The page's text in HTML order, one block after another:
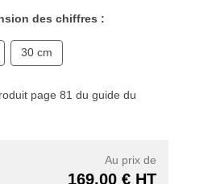
des chiffres :
30 cm
page 81 du guide du
Au prix de
169,00 € HT